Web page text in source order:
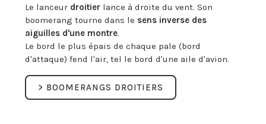
Le lanceur droitier lance à droite du vent. Son
boomerang tourne dans le sens inverse des
aiguilles d'une montre.
Le bord le plus épais de chaque pale (bord
d'attaque) fend l'air, tel le bord d'une aile d'avion.
> BOOMERANGS DROITIERS